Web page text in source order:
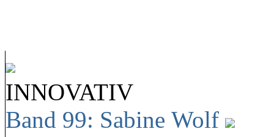
INNOVATIV
Band 99: Sabine Wolf